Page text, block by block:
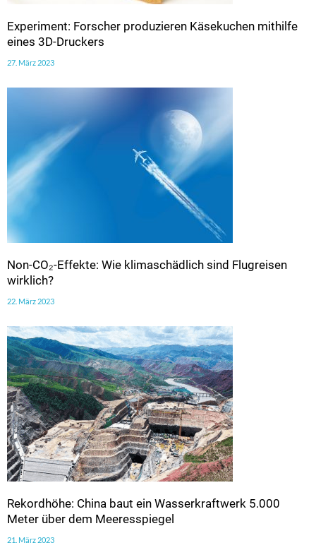
Experiment: Forscher produzieren Käsekuchen mithilfe
eines 3D-Druckers
27. März 2023
Non-CO₂-Effekte: Wie klimaschädlich sind Flugreisen
wirklich?
22. März 2023
Rekordhöhe: China baut ein Wasserkraftwerk 5.000
Meter über dem Meeresspiegel
21. März 2023